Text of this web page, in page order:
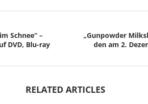
Schnee“ –
DVD, Blu-ray
„Gunpowder
den am 2.
RELATED ARTICLES